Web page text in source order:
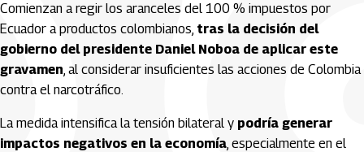
Comienzan a regir los aranceles del 100 % impuestos por
Ecuador a productos colombianos, tras la decisión del
gobierno del presidente Daniel Noboa de aplicar este
gravamen, al considerar insuficientes las acciones de Colombia
contra el narcotráfico.
La medida intensifica la tensión bilateral y podría generar
impactos negativos en la economía, especialmente en el